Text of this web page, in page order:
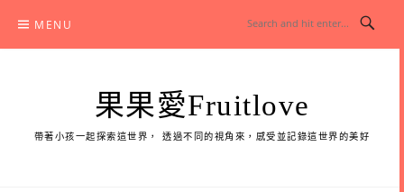
content
MENU
果果愛Fruitlove
帶著小孩一起探索這世界， 透過不同的視角來，感受並記錄這世界的美好